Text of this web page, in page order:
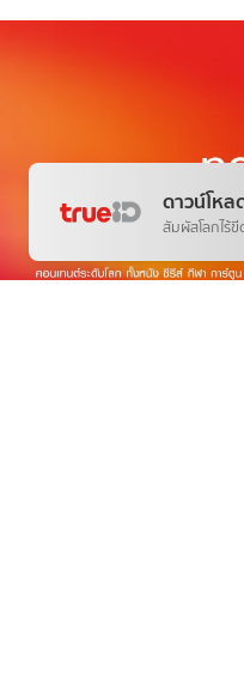
ดาวน์โหล
สัมผัสโลกไร้